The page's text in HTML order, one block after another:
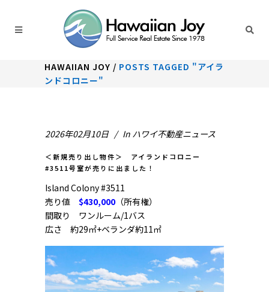
HAWAIIAN JOY / POSTS TAGGED "アイラ
ンドコロニー"
2026年02月10日 In ハワイ不動産ニュース
＜新規売り出し物件＞ アイランドコロニー
#3511号室が売りに出ました！
Island Colony #3511
売り値 $430,000 （所有権）
間取り ワンルーム/1バス
広さ 約29㎡+ベランダ約11㎡